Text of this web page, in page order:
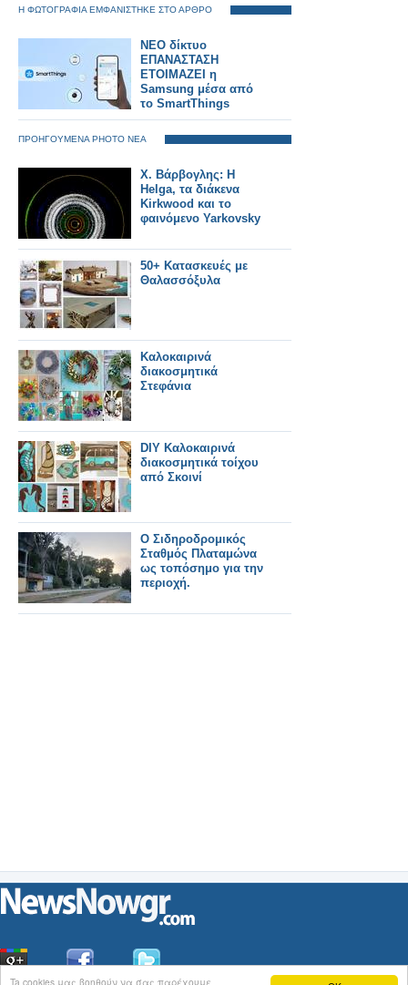
Ta cookies μας βοηθούν να σας παρέχουμε
Η ΦΩΤΟΓΡΑΦΙΑ ΕΜΦΑΝΙΣΤΗΚΕ ΣΤΟ ΑΡΘΡΟ
ΝΕΟ δίκτυο
ΕΠΑΝΑΣΤΑΣΗ
ΕΤΟΙΜΑΖΕΙ η
Samsung μέσα από
το SmartThings
ΠΡΟΗΓΟΥΜΕΝΑ PHOTO ΝΕΑ
Χ. Βάρβογλης: Η
Helga, τα διάκενα
Kirkwood και το
φαινόμενο Yarkovsky
50+ Κατασκευές με
Θαλασσόξυλα
Καλοκαιρινά
διακοσμητικά
Στεφάνια
DIY Καλοκαιρινά
διακοσμητικά τοίχου
από Σκοινί
Ο Σιδηροδρομικός
Σταθμός Πλαταμώνα
ως τοπόσημο για την
περιοχή.